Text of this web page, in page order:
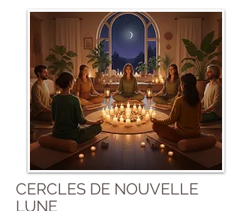
CERCLES DE NOUVELLE
LUNE